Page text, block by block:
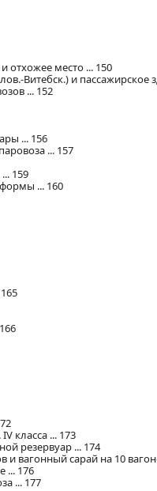
отхожее место ... 150
Витебск.) и пассажирское
... 152
... 156
... 157
159
... 160
класса ... 173
резервуар ... 174
и вагонный сарай на 10
... 176
... 177